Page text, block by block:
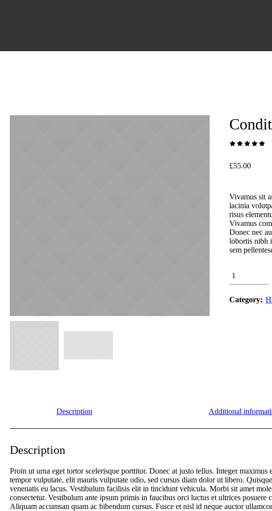
£55.00
Vivamus sit
lacinia
risus
Vivamus
Donec nec
lobortis nibh
sem
quantity
Category:
Description Additional
Description
Proin ut urna eget tortor scelerisque porttitor. Donec at justo tellus. Integer maximus
tempor vulputate, elit mauris vulputate odio, sed cursus diam dolor ut libero.
venenatis eu lacus. Vestibulum facilisis elit in tincidunt vehicula. Morbi sit amet
consectetur. Vestibulum ante ipsum primis in faucibus orci luctus et ultrices
Aliquam accumsan quam ac bibendum cursus. Fusce et nisl id neque auctor